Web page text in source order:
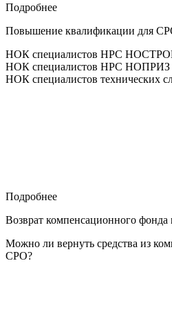
Подробнее
Повышение квалификации для
НОК специалистов НРС
НОК специалистов НРС НОПРИЗ
НОК специалистов технических
Подробнее
Возврат компенсационного
Можно ли вернуть средства из
СРО?